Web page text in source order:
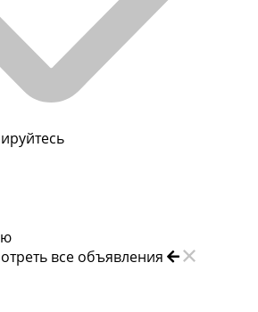
все объявления